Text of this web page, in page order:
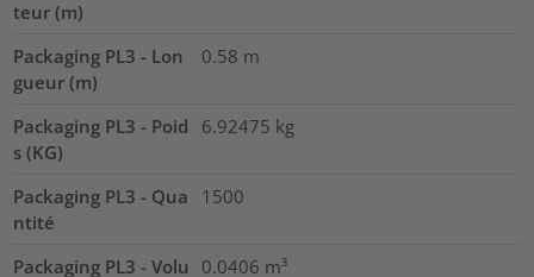
teur (m)
Packaging PL3 - Lon
gueur (m)
0.58 m
Packaging PL3 - Poid
s (KG)
6.92475 kg
Packaging PL3 - Qua
ntité
1500
Packaging PL3 - Volu
0.0406 m³